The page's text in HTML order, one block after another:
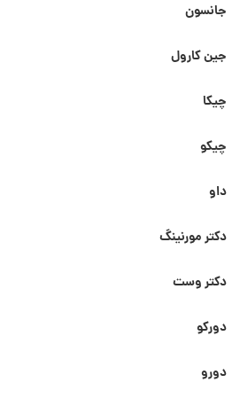
جانسون
جین کارول
چیکا
چیکو
داو
دکتر مورنینگ
دکتر وست
دورکو
دورو